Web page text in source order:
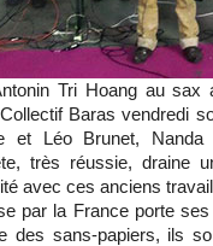
Tri Hoang au sax
Baras vendredi
et Léo Brunet,
très réussie, draine
avec ces anciens
par la France porte
des sans-papiers, ils